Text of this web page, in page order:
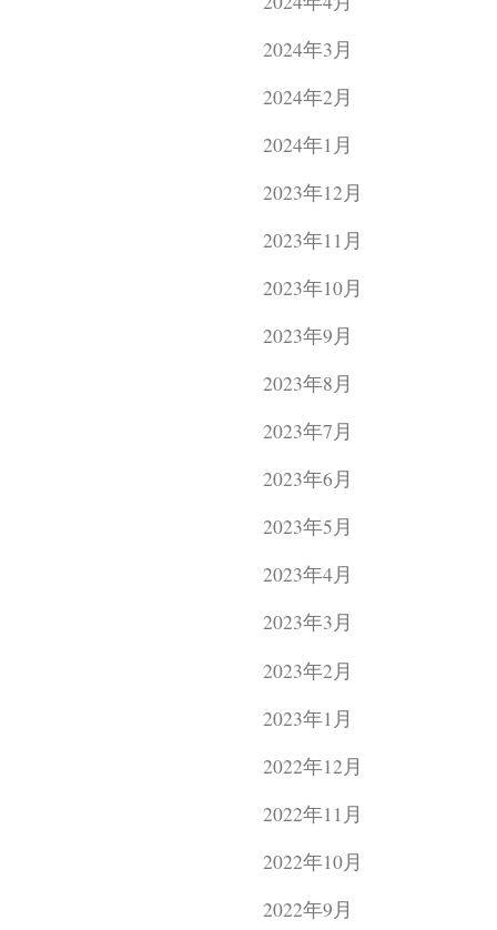
2024年3月
2024年2月
2024年1月
2023年12月
2023年11月
2023年10月
2023年9月
2023年8月
2023年7月
2023年6月
2023年5月
2023年4月
2023年3月
2023年2月
2023年1月
2022年12月
2022年11月
2022年10月
2022年9月